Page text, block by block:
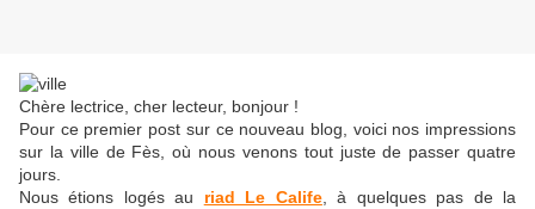
Chère lectrice, cher lecteur, bonjour !
Pour ce premier post sur ce nouveau blog, voici nos impressions
sur la ville de Fès, où nous venons tout juste de passer quatre
jours.
Nous étions logés au riad Le Calife, à quelques pas de la